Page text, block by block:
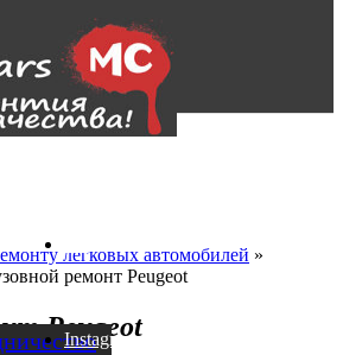
Instagram
легковых автомобилей »
ремонт Peugeot
Peugeot